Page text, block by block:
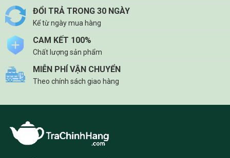
ĐỔI TRẢ TRONG 30 NGÀY
Kể từ ngày mua hàng
CAM KẾT 100%
Chất lượng sản phẩm
MIỄN PHÍ VẬN CHUYỂN
Theo chính sách giao hàng